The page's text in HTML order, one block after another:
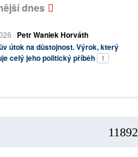
dnes
Petr Waniek Horváth
útok na důstojnost. Výrok, který
celý jeho politický příběh
1
11892